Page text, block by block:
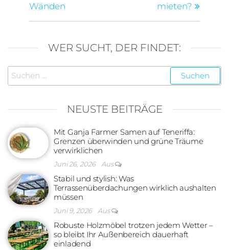
Wänden
mieten?
WER SUCHT, DER FINDET:
Suchen
nach:
NEUSTE BEITRÄGE
Mit Ganja Farmer Samen auf Teneriffa:
Grenzen überwinden und grüne Träume
verwirklichen
Juni 26, 2026 Aus
Stabil und stylish: Was
Terrassenüberdachungen wirklich aushalten
müssen
Juni 9, 2026 Aus
Robuste Holzmöbel trotzen jedem Wetter –
so bleibt Ihr Außenbereich dauerhaft
einladend